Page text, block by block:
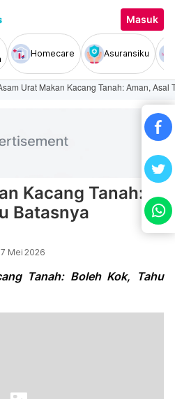
Masuk
Homecare Asuransiku
Urat Makan Kacang Tanah: Aman, Asal
Kacang Tanah:
Batasnya
Mei 2026
Tanah: Boleh Kok, Tahu